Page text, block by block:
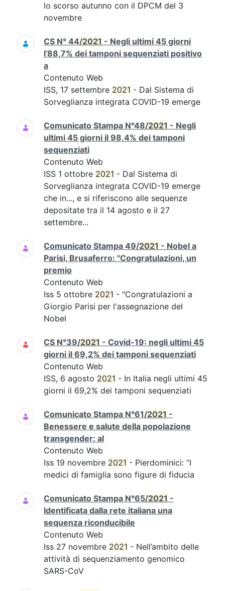
lo scorso autunno con il DPCM del 3
novembre
CS N° 44/2021 - Negli ultimi 45 giorni
l’88,7% dei tamponi sequenziati positivo
a
Contenuto Web
ISS, 17 settembre 2021 - Dal Sistema di
Sorveglianza integrata COVID-19 emerge
Comunicato Stampa N°48/2021 - Negli
ultimi 45 giorni il 98,4% dei tamponi
sequenziati
Contenuto Web
ISS 1 ottobre 2021 - Dal Sistema di
Sorveglianza integrata COVID-19 emerge
che in..., e si riferiscono alle sequenze
depositate tra il 14 agosto e il 27
settembre...
Comunicato Stampa 49/2021 - Nobel a
Parisi, Brusaferro: "Congratulazioni, un
premio
Contenuto Web
Iss 5 ottobre 2021 - "Congratulazioni a
Giorgio Parisi per l'assegnazione del
Nobel
CS N°39/2021 - Covid-19: negli ultimi 45
giorni il 69,2% dei tamponi sequenziati
Contenuto Web
ISS, 6 agosto 2021 - In Italia negli ultimi 45
giorni il 69,2% dei tamponi sequenziati
Comunicato Stampa N°61/2021 -
Benessere e salute della popolazione
transgender: al
Contenuto Web
Iss 19 novembre 2021 - Pierdominici: “I
medici di famiglia sono figure di fiducia
Comunicato Stampa N°65/2021 -
Identificata dalla rete italiana una
sequenza riconducibile
Contenuto Web
Iss 27 novembre 2021 - Nell’ambito delle
attività di sequenziamento genomico
SARS-CoV